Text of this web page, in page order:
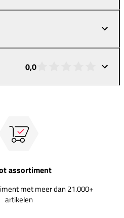
0,0
assortiment
met meer dan 21.000+
artikelen